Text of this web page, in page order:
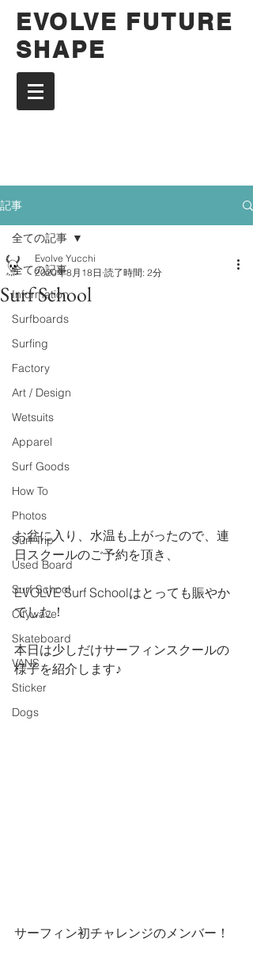
EVOLVE FUTURE
SHAPE
記事
全ての記事
Information
Surfboards
Surfing
Factory
Art / Design
Wetsuits
Apparel
Surf Goods
How To
Photos
Surf Trip
Used Board
Surf School
Citywave
Skateboard
VANS
Sticker
Dogs
全ての記事
Surf School
Evolve Yucchi
2020年8月18日 読了時間: 2分
お盆に入り、水温も上がったので、連
日スクールのご予約を頂き、
EVOLVE Surf Schoolはとっても賑やか
でした！
本日は少しだけサーフィンスクールの
様子を紹介します♪
サーフィン初チャレンジのメンバー！